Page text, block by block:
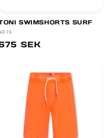
SWIMSHORTS SURF
SEK